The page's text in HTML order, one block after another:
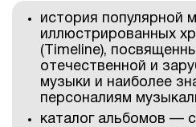
история популярной
иллюстрированных
(Timeline),
отечественной и
музыки и наиболее
персоналиям
каталог альбомов —